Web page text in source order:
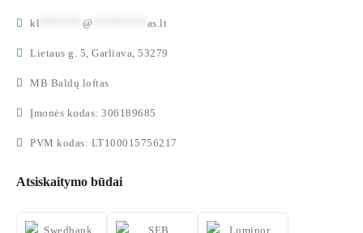
kl @ as.lt
Lietaus g. 5, Garliava, 53279
MB Baldų loftas
Įmonės kodas: 306189685
PVM kodas: LT100015756217
Atsiskaitymo būdai